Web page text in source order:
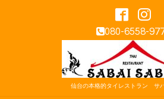
080-6558-
仙台の本格的タイレストラン サ